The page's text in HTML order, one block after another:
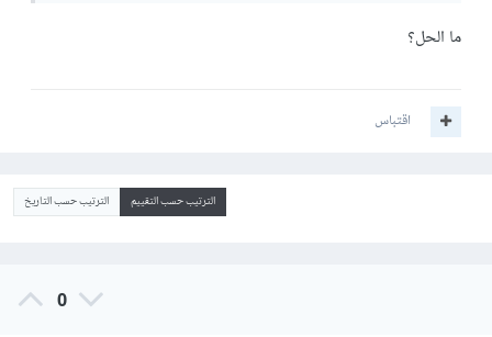
ما الحل؟
اقتباس
الترتيب حسب التقييم الترتيب حسب التاريخ
0